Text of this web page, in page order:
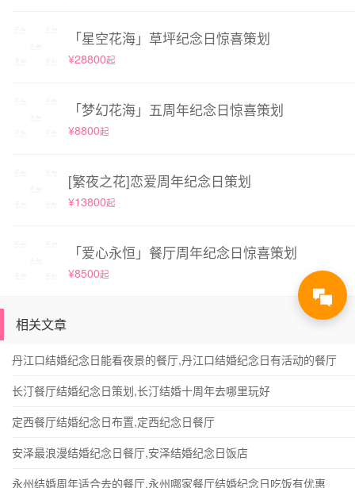
「星空花海」草坪纪念日惊喜策划
¥28800起
「梦幻花海」五周年纪念日惊喜策划
¥8800起
[繁夜之花]恋爱周年纪念日策划
¥13800起
「爱心永恒」餐厅周年纪念日惊喜策划
¥8500起
相关文章
丹江口结婚纪念日能看夜景的餐厅,丹江口结婚纪念日有活动的餐厅
长汀餐厅结婚纪念日策划,长汀结婚十周年去哪里玩好
定西餐厅结婚纪念日布置,定西纪念日餐厅
安泽最浪漫结婚纪念日餐厅,安泽结婚纪念日饭店
永州结婚周年适合去的餐厅,永州哪家餐厅结婚纪念日吃饭有优惠